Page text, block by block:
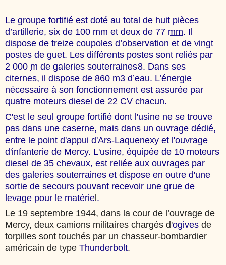
Le groupe fortifié est doté au total de huit pièces
d’artillerie, six de 100 mm et deux de 77 mm. Il
dispose de treize coupoles d’observation et de vingt
postes de guet. Les différents postes sont reliés par
2 000 m de galeries souterraines8. Dans ses
citernes, il dispose de 860 m3 d’eau. L’énergie
nécessaire à son fonctionnement est assurée par
quatre moteurs diesel de 22 CV chacun.
C'est le seul groupe fortifié dont l'usine ne se trouve
pas dans une caserne, mais dans un ouvrage dédié,
entre le point d'appui d'Ars-Laquenexy et l'ouvrage
d'infanterie de Mercy. L'usine, équipée de 10 moteurs
diesel de 35 chevaux, est reliée aux ouvrages par
des galeries souterraines et dispose en outre d'une
sortie de secours pouvant recevoir une grue de
levage pour le matériel.
Le 19 septembre 1944, dans la cour de l’ouvrage de
Mercy, deux camions militaires chargés d'ogives de
torpilles sont touchés par un chasseur-bombardier
américain de type Thunderbolt.